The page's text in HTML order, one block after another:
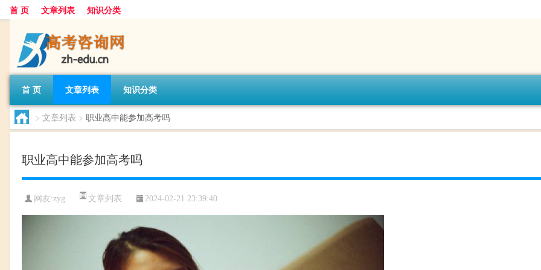
首 页 文章列表 知识分类
首 页 文章列表 知识分类
> 文章列表 > 职业高中能参加高考吗
职业高中能参加高考吗
网友:zyg 文章列表 2024-02-21 23:39:40